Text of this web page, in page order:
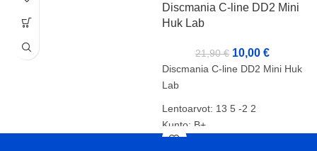
Discmania C-line DD2 Mini
Huk Lab
21,90€ 10,00 €
Discmania C-line DD2 Mini Huk
Lab
Lentoarvot: 13 5 -2 2
Kunto: B+